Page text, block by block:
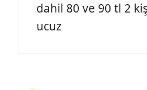
dahil 80 ve 90 tl 2
ucuz